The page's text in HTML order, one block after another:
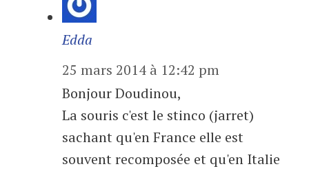
Edda
25 mars 2014 à 12:42 pm
Bonjour Doudinou,
La souris c'est le stinco (jarret)
sachant qu'en France elle est
souvent recomposée et qu'en Italie